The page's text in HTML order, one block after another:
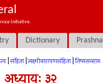
Initiative.
Dictionary Prashna
संहिता लक्ष्मीनारायणसंहिता तिष्यसन्तानः